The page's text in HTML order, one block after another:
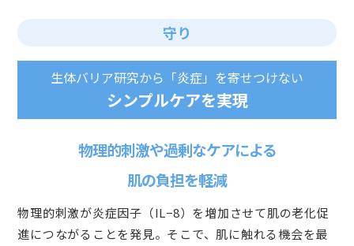
守り
生体バリア研究から「炎症」を寄せつけない
シンプルケアを実現
物理的刺激や過剰なケアによる
肌の負担を軽減
物理的刺激が炎症因子（IL−8）を増加させて肌の老化促
進につながることを発見。そこで、肌に触れる機会を最